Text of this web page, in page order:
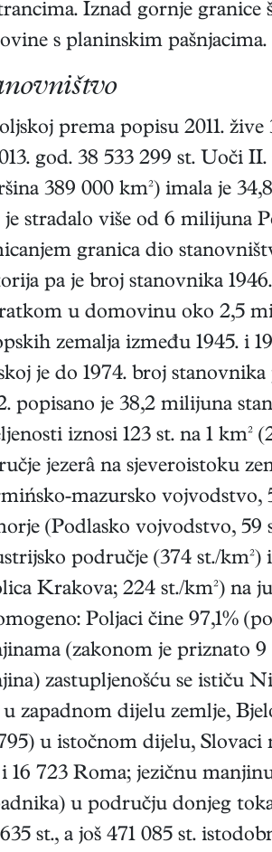
Iznad gornje granice
s planinskim pašnjacima.
prema popisu 2011. žive
god. 38 533 299 st. Uoči
389 000 km²) imala je
stradalo više od 6 milijuna
granica dio
pa je broj stanovnika
u domovinu oko 2,5
zemalja između 1945. i
je do 1974. broj
popisano je 38,2 milijuna
iznosi 123 st. na 1 km²
jezerâ na sjeveroistoku
mazursko vojvodstvo,
(Podlasko vojvodstvo, 59
područje (374 st./km²)
Krakova; 224 st./km²) na
Poljaci čine 97,1%
(zakonom je priznato
zastupljenošću se ističu
u zapadnom dijelu zemlje,
u istočnom dijelu,
16 723 Roma; jezičnu
u području donjeg
st., a još 471 085 st.